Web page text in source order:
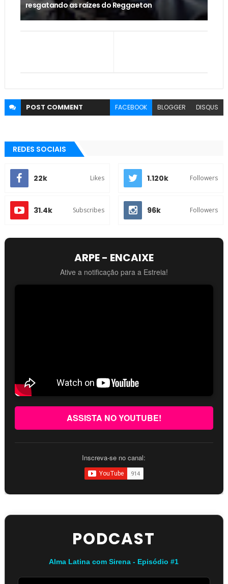
resgatando as raízes do Reggaeton
POST COMMENT FACEBOOK BLOGGER DISQUS
REDES SOCIAIS
22k Likes 1.120k Followers
31.4k Subscribes 96k Followers
ARPE - ENCAIXE
Ative a notificação para a Estreia!
ASSISTA NO YOUTUBE!
Inscreva-se no canal:
PODCAST
Alma Latina com Sirena - Episódio #1